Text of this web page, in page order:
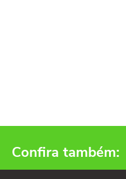
Confira também: